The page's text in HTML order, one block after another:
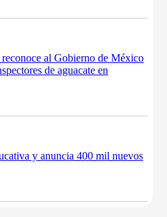
al Gobierno de México
de aguacate en
y anuncia 400 mil nuevos